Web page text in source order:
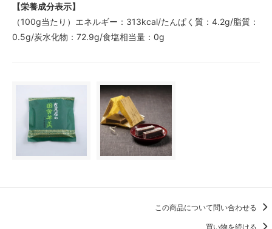
【栄養成分表示】
（100g当たり）エネルギー：313kcal/たんぱく質：4.2g/脂質：
0.5g/炭水化物：72.9g/食塩相当量：0g
この商品について問い合わせる
買い物を続ける